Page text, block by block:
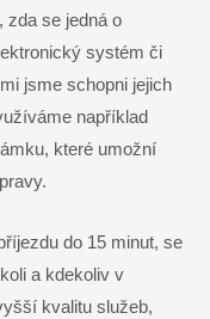
zda se jedná o
systém či
jsme schopni jejich
například
které umožní
do 15 minut, se
a kdekoliv v
kvalitu služeb,